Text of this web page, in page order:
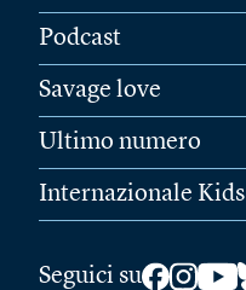
Podcast
Savage love
Ultimo numero
Internazionale Kids
Seguici su